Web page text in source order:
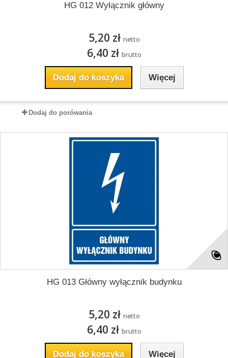
HG 012 Wyłącznik główny
5,20 zł netto
6,40 zł brutto
Dodaj do koszyka Więcej
Dodaj do porówania
HG 013 Główny wyłącznik budynku
5,20 zł netto
6,40 zł brutto
Dodaj do koszyka Więcej